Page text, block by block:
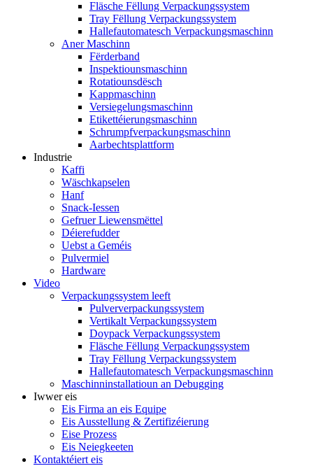
Fläsche Fëllung Verpackungssystem
Tray Fëllung Verpackungssystem
Hallefautomatesch Verpackungsmaschinn
Aner Maschinn
Fërderband
Inspektiounsmaschinn
Rotatiounsdësch
Kappmaschinn
Versiegelungsmaschinn
Etikettéierungsmaschinn
Schrumpfverpackungsmaschinn
Aarbechtsplattform
Industrie
Kaffi
Wäschkapselen
Hanf
Snack-Iessen
Gefruer Liewensmëttel
Déierefudder
Uebst a Geméis
Pulvermiel
Hardware
Video
Verpackungssystem leeft
Pulververpackungssystem
Vertikalt Verpackungssystem
Doypack Verpackungssystem
Fläsche Fëllung Verpackungssystem
Tray Fëllung Verpackungssystem
Hallefautomatesch Verpackungsmaschinn
Maschinninstallatioun an Debugging
Iwwer eis
Eis Firma an eis Equipe
Eis Ausstellung & Zertifizéierung
Eise Prozess
Eis Neiegkeeten
Kontaktéiert eis